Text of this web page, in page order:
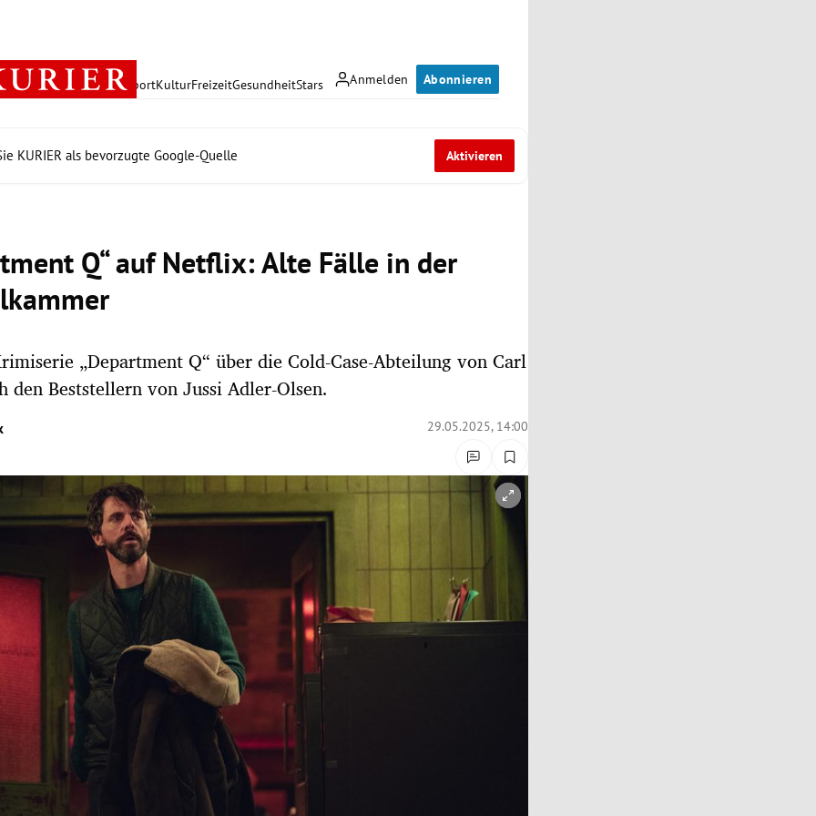
Anmelden Abonnieren
PolitikWirtschaft SportKulturFreizeitGesundheitStars
KURIER als bevorzugte Google-Quelle Aktivieren
Q“ auf Netflix: Alte Fälle in der
„Department Q“ über die Cold-Case-Abteilung von Carl
den Beststellern von Jussi Adler-Olsen.
29.05.2025, 14:00
öffnen/schließen